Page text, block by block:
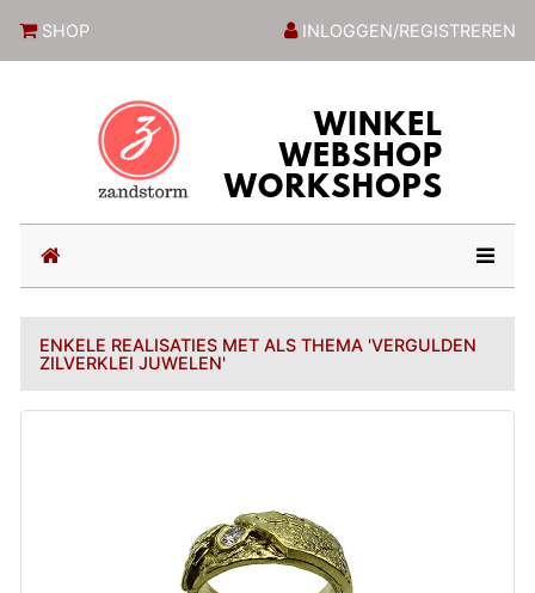
SHOP INLOGGEN/REGISTREREN
(current)
ENKELE REALISATIES MET ALS THEMA 'VERGULDEN
ZILVERKLEI JUWELEN'